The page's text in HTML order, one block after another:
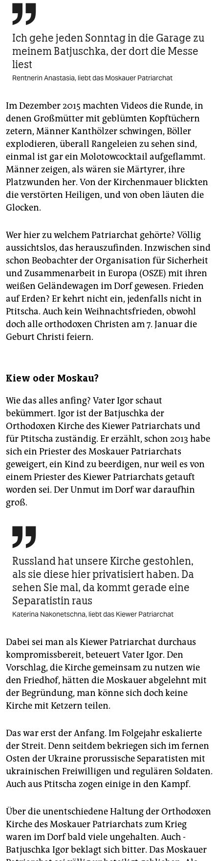

Ich gehe jeden Sonntag in die Garage zu
meinem Batjuschka, der dort die Messe
liest
Rentnerin Anastasia, liebt das Moskauer Patriarchat
Im Dezember 2015 machten Videos die Runde, in
denen Großmütter mit geblümten Kopftüchern
zetern, Männer Kanthölzer schwingen, Böller
explodieren, überall Rangeleien zu sehen sind,
einmal ist gar ein Molotowcocktail aufgeflammt.
Männer zeigen, als wären sie Märtyrer, ihre
Platzwunden her. Von der Kirchenmauer blickten
die verstörten Heiligen, und von oben läuten die
Glocken.
Wer hier zu welchem Patriarchat gehörte? Völlig
aussichtslos, das herauszufinden. Inzwischen sind
schon Beobachter der Organisation für Sicherheit
und Zusammenarbeit in Europa (OSZE) mit ihren
weißen Geländewagen im Dorf gewesen. Frieden
auf Erden? Er kehrt nicht ein, jedenfalls nicht in
Ptitscha. Auch kein Weihnachtsfrieden, obwohl
doch alle orthodoxen Christen am 7. Januar die
Geburt Christi feiern.
Kiew oder Moskau?
Wie das alles anfing? Vater Igor schaut
bekümmert. Igor ist der Batjuschka der
Orthodoxen Kirche des Kiewer Patriarchats und
für Ptitscha zuständig. Er erzählt, schon 2013 habe
sich ein Priester des Moskauer Patriarchats
geweigert, ein Kind zu beerdigen, nur weil es von
einem Priester des Kiewer Patriarchats getauft
worden sei. Der Unmut im Dorf war daraufhin
groß.

Russland hat unsere Kirche gestohlen,
als sie diese hier privatisiert haben. Da
sehen Sie mal, da kommt gerade eine
Separatistin raus
Katerina Nakonetschna, liebt das Kiewer Patriarchat
Dabei sei man als Kiewer Patriarchat durchaus
kompromissbereit, beteuert Vater Igor. Den
Vorschlag, die Kirche gemeinsam zu nutzen wie
den Friedhof, hätten die Moskauer abgelehnt mit
der Begründung, man könne sich doch keine
Kirche mit Ketzern teilen.
Das war erst der Anfang. Im Folgejahr eskalierte
der Streit. Denn seitdem bekriegen sich im fernen
Osten der Ukraine prorussische Separatisten mit
ukrainischen Freiwilligen und regulären Soldaten.
Auch aus Ptitscha zogen einige in den Kampf.
Über die unentschiedene Haltung der Orthodoxen
Kirche des Moskauer Patriarchats zum Krieg
waren im Dorf bald viele ungehalten. Auch ­
Batjuschka Igor beklagt sich bitter. Das Moskauer